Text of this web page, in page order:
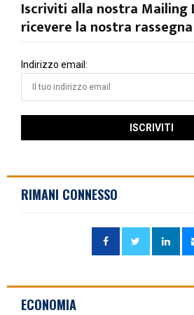
Iscriviti alla nostra Mailing
ricevere la nostra
Indirizzo email:
RIMANI CONNESSO
ECONOMIA